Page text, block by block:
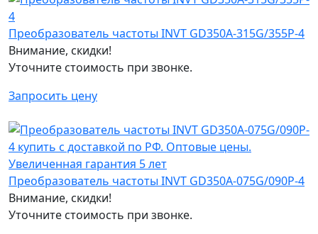
Преобразователь частоты INVT GD350A-315G/355P-4
Внимание, скидки!
Уточните стоимость при звонке.
Запросить цену
Преобразователь частоты INVT GD350A-075G/090P-4
Внимание, скидки!
Уточните стоимость при звонке.